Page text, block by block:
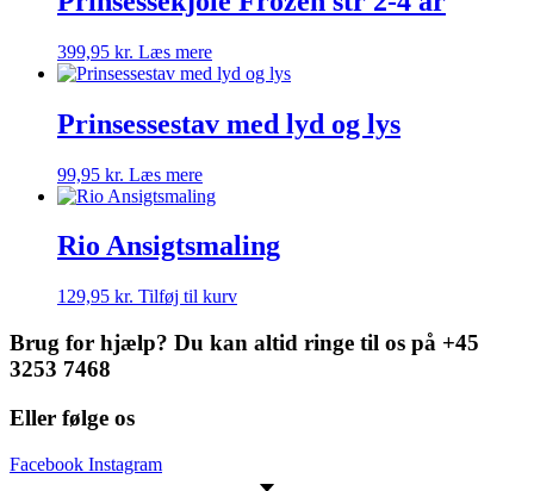
399,95 kr. Læs mere
Prinsessestav med lyd og lys
99,95 kr. Læs mere
Rio Ansigtsmaling
129,95 kr. Tilføj til kurv
Brug for hjælp? Du kan altid ringe til os på +45
3253 7468
Eller følge os
Facebook Instagram